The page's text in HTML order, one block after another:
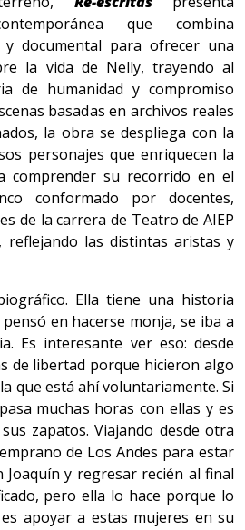
que combina
documental para ofrecer una
la vida de Nelly, trayendo al
de humanidad y compromiso
basadas en archivos reales
la obra se despliega con la
personajes que enriquecen la
comprender su recorrido en el
conformado por docentes,
de la carrera de Teatro de AIEP
reflejando las distintas aristas y
Ella tiene una historia
en hacerse monja, se iba a
Es interesante ver eso: desde
de libertad porque hicieron algo
que está ahí voluntariamente. Si
muchas horas con ellas y es
zapatos. Viajando desde otra
de Los Andes para estar
y regresar recién al final
pero ella lo hace porque lo
apoyar a estas mujeres en su